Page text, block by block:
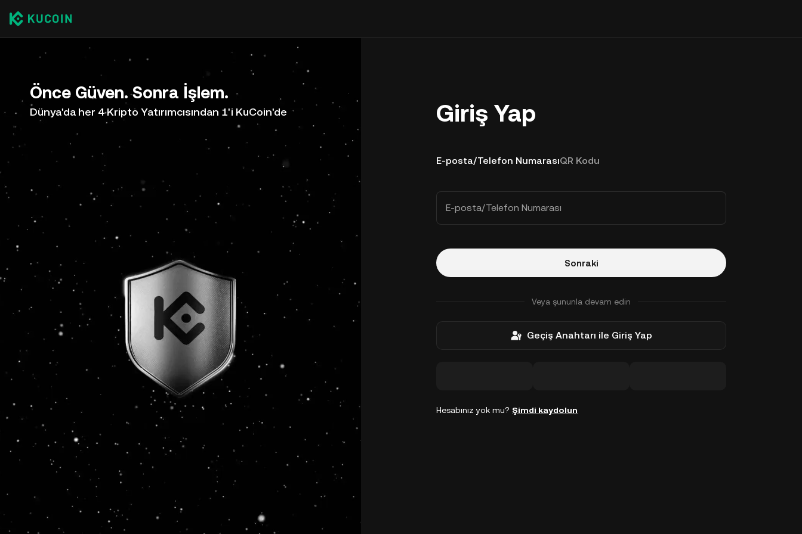
Önce Güven. Sonra İşlem.
Dünya'da her 4 Kripto Yatırımcısından 1'i KuCoin'de Giriş Yap
E-posta/Telefon NumarasıQR Kodu
E-posta/Telefon Numarası
Sonraki
Veya şununla devam edin
Geçiş Anahtarı ile Giriş Yap
Hesabınız yok mu? Şimdi kaydolun